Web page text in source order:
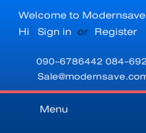
Welcome to Modernsave
Hi Sign in or Register
090-6786442 084-
Menu